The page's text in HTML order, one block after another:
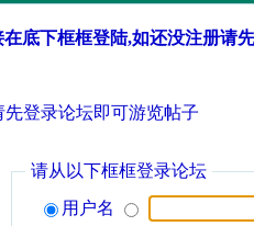
底下框框登陆,如还没注册请
登录论坛即可游览帖子
请从以下框框登录论坛
用户名